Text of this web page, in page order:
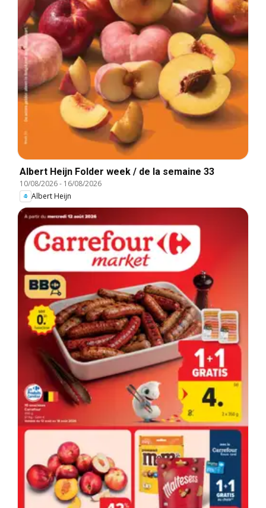
Albert Heijn Folder week / de la semaine 33
10/08/2026- 16/08/2026
Albert Heijn